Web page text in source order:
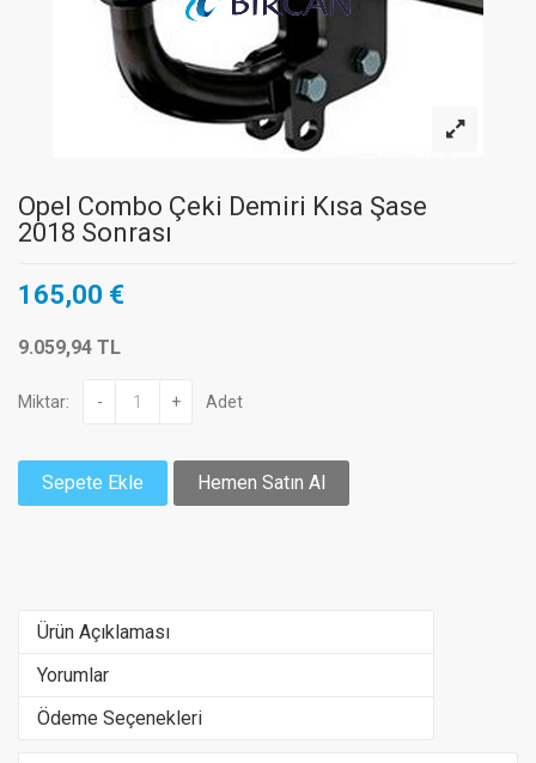
Opel Combo Çeki Demiri Kısa Şase
2018 Sonrası
165,00 €
9.059,94 TL
Miktar: - + Adet
Sepete Ekle Hemen Satın Al
Ürün Açıklaması
Yorumlar
Ödeme Seçenekleri